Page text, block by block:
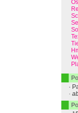
·
·